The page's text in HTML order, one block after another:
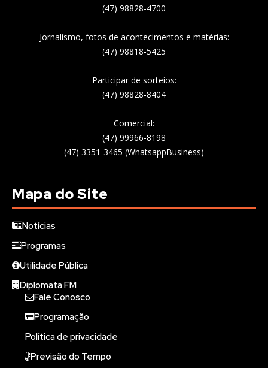
(47) 98828-4700
Jornalismo, fotos de acontecimentos e matérias:
(47) 98818-5425
Participar de sorteios:
(47) 98828-8404
Comercial:
(47) 99966-8198
(47) 3351-3465 (WhatsappBusiness)
Mapa do Site
Notícias
Programas
Utilidade Pública
Diplomata FM
Fale Conosco
Programação
Política de privacidade
Previsão do Tempo